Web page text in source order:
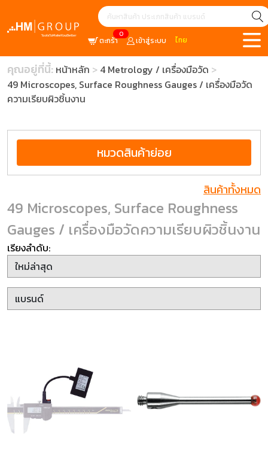
0
ตะกร้า เข้าสู่ระบบ ไทย
คุณอยู่ที่นี้: หน้าหลัก
4 Metrology / เครื่องมือวัด
49 Microscopes, Surface Roughness Gauges / เครื่องมือวัด
ความเรียบผิวชิ้นงาน
หมวดสินค้าย่อย
สินค้าทั้งหมด
49 Microscopes, Surface Roughness
Gauges / เครื่องมือวัดความเรียบผิวชิ้นงาน
เรียงลำดับ: